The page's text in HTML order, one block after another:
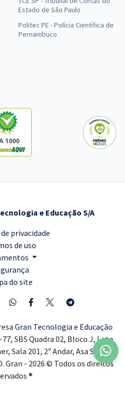
Estado de São Paulo
Politec PE - Polícia Científica de
Pernambuco
1000
e Educação S/A
privacidade
de uso
do site
Gran Tecnologia e Educação
SBS Quadra 02, Bloco J, Lote
Sala 201, 2º Andar, Asa Sul,
Gran - 2026 © Todos os direitos
®